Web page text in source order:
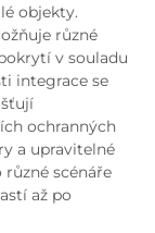
objekty.
různé
v souladu
integrace se
ochranných
a upravitelné
scénáře
až po